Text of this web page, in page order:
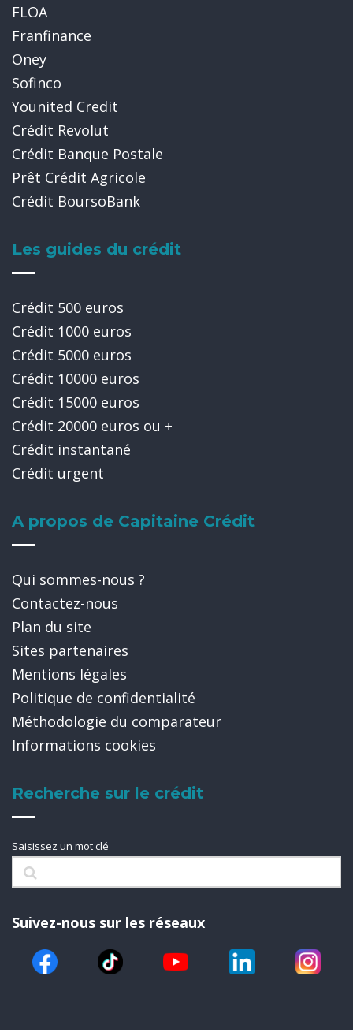
FLOA
Franfinance
Oney
Sofinco
Younited Credit
Crédit Revolut
Crédit Banque Postale
Prêt Crédit Agricole
Crédit BoursoBank
Les guides du crédit
Crédit 500 euros
Crédit 1000 euros
Crédit 5000 euros
Crédit 10000 euros
Crédit 15000 euros
Crédit 20000 euros ou +
Crédit instantané
Crédit urgent
A propos de Capitaine Crédit
Qui sommes-nous ?
Contactez-nous
Plan du site
Sites partenaires
Mentions légales
Politique de confidentialité
Méthodologie du comparateur
Informations cookies
Recherche sur le crédit
Saisissez un mot clé
Suivez-nous sur les réseaux